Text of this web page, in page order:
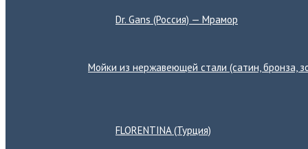
Dr. Gans (Россия) — Мрамор
Мойки из нержавеющей стали (сатин, бронза,
FLORENTINA (Турция)